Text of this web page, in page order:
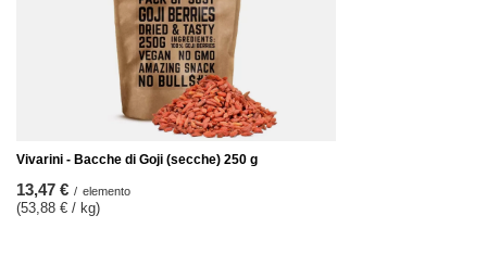
Vivarini - Bacche di Goji (secche) 250 g
13,47 € / elemento
(53,88 € / kg)